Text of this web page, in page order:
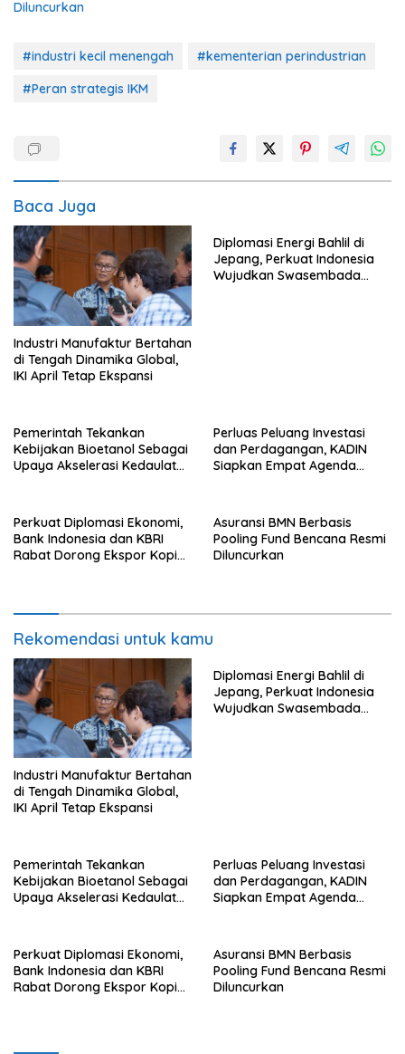
Diluncurkan
#industri kecil menengah
#kementerian perindustrian
#Peran strategis IKM
Baca Juga
Industri Manufaktur Bertahan
di Tengah Dinamika Global,
IKI April Tetap Ekspansi
Diplomasi Energi Bahlil di
Jepang, Perkuat Indonesia
Wujudkan Swasembada
Pemerintah Tekankan
Kebijakan Bioetanol Sebagai
Upaya Akselerasi Kedaulatan
Perluas Peluang Investasi
dan Perdagangan, KADIN
Siapkan Empat Agenda
Perkuat Diplomasi Ekonomi,
Bank Indonesia dan KBRI
Rabat Dorong Ekspor Kopi
Asuransi BMN Berbasis
Pooling Fund Bencana Resmi
Diluncurkan
Rekomendasi untuk kamu
Industri Manufaktur Bertahan
di Tengah Dinamika Global,
IKI April Tetap Ekspansi
Diplomasi Energi Bahlil di
Jepang, Perkuat Indonesia
Wujudkan Swasembada
Pemerintah Tekankan
Kebijakan Bioetanol Sebagai
Upaya Akselerasi Kedaulatan
Perluas Peluang Investasi
dan Perdagangan, KADIN
Siapkan Empat Agenda
Perkuat Diplomasi Ekonomi,
Bank Indonesia dan KBRI
Rabat Dorong Ekspor Kopi
Asuransi BMN Berbasis
Pooling Fund Bencana Resmi
Diluncurkan